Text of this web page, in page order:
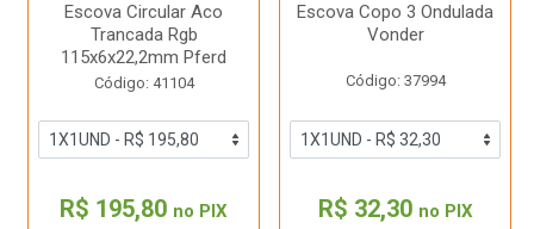
Escova Circular Aco
Trancada Rgb
115x6x22,2mm Pferd
Código: 41104
R$ 195,80 no PIX
Escova Copo 3 Ondulada
Vonder
Código: 37994
R$ 32,30 no PIX